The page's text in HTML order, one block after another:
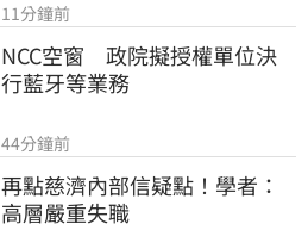
11分鐘前
NCC空窗　政院擬授權單位決
行藍牙等業務
44分鐘前
再點慈濟內部信疑點！學者：
高層嚴重失職